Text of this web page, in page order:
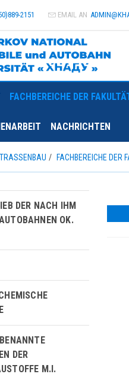
2151 EMAIL AN ADMIN@
FACHBEREICHE DER
NACHRICHTEN
FACHBEREICHE DER
DER NACH IHM
OK.
DER
M.I. V